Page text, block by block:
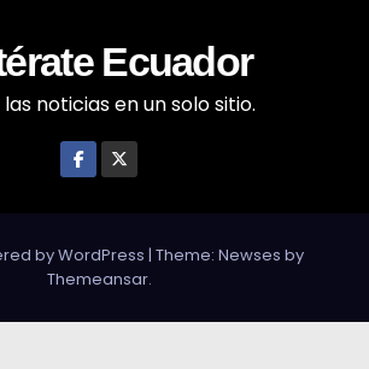
Ecuador
noticias en un solo sitio.
by WordPress | Theme: Newses by
Themeansar.